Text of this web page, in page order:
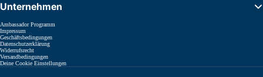
Unternehmen
Ambassador Programm
Impressum
Geschäftsbedingungen
Datenschutzerklärung
Widerrufsrecht
Versandbedingungen
Deine Cookie Einstellungen